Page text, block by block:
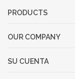
PRODUCTS
OUR COMPANY
SU CUENTA